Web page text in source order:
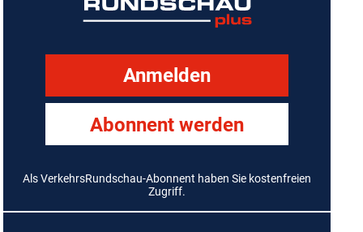
Anmelden
Abonnent werden
Als VerkehrsRundschau-Abonnent haben Sie kostenfreien
Zugriff.